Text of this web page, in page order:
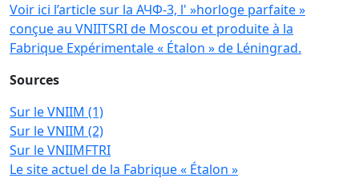
Voir ici l’article sur la АЧФ-3, l' »horloge parfaite »
conçue au VNIITSRI de Moscou et produite à la
Fabrique Expérimentale « Étalon » de Léningrad.
Sources
Sur le VNIIM (1)
Sur le VNIIM (2)
Sur le VNIIMFTRI
Le site actuel de la Fabrique « Étalon »